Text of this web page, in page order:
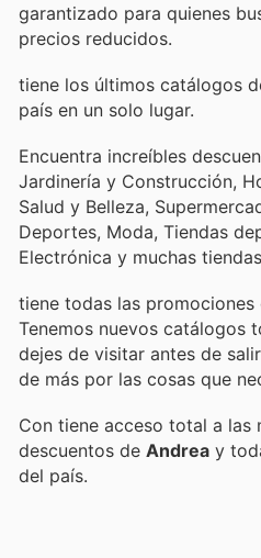
garantizado para quienes
precios reducidos.
tiene los últimos catálogos
país en un solo lugar.
Encuentra increíbles
Jardinería y Construcción,
Salud y Belleza,
Deportes, Moda, Tiendas
Electrónica y muchas
tiene todas las promociones
Tenemos nuevos catálogos
dejes de visitar antes de
de más por las cosas que
Con tiene acceso total a las
descuentos de Andrea y
del país.